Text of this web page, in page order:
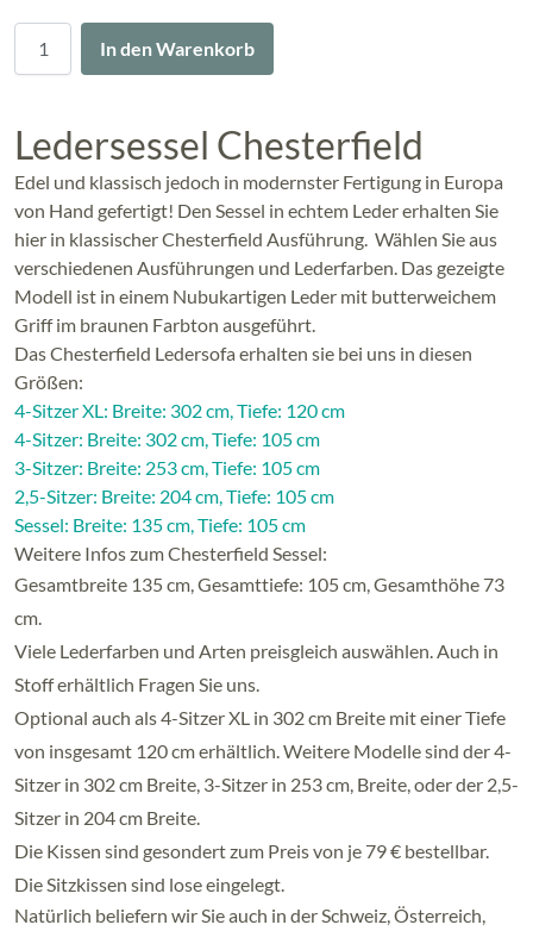
In den Warenkorb
Ledersessel Chesterfield
Edel und klassisch jedoch in modernster Fertigung in Europa
von Hand gefertigt! Den Sessel in echtem Leder erhalten Sie
hier in klassischer Chesterfield Ausführung. Wählen Sie aus
verschiedenen Ausführungen und Lederfarben. Das gezeigte
Modell ist in einem Nubukartigen Leder mit butterweichem
Griff im braunen Farbton ausgeführt.
Das Chesterfield Ledersofa erhalten sie bei uns in diesen
Größen:
4-Sitzer XL: Breite: 302 cm, Tiefe: 120 cm
4-Sitzer: Breite: 302 cm, Tiefe: 105 cm
3-Sitzer: Breite: 253 cm, Tiefe: 105 cm
2,5-Sitzer: Breite: 204 cm, Tiefe: 105 cm
Sessel: Breite: 135 cm, Tiefe: 105 cm
Weitere Infos zum Chesterfield Sessel:
Gesamtbreite 135 cm, Gesamttiefe: 105 cm, Gesamthöhe 73
cm.
Viele Lederfarben und Arten preisgleich auswählen. Auch in
Stoff erhältlich Fragen Sie uns.
Optional auch als 4-Sitzer XL in 302 cm Breite mit einer Tiefe
von insgesamt 120 cm erhältlich. Weitere Modelle sind der 4-
Sitzer in 302 cm Breite, 3-Sitzer in 253 cm, Breite, oder der 2,5-
Sitzer in 204 cm Breite.
Die Kissen sind gesondert zum Preis von je 79 € bestellbar.
Die Sitzkissen sind lose eingelegt.
Natürlich beliefern wir Sie auch in der Schweiz, Österreich,